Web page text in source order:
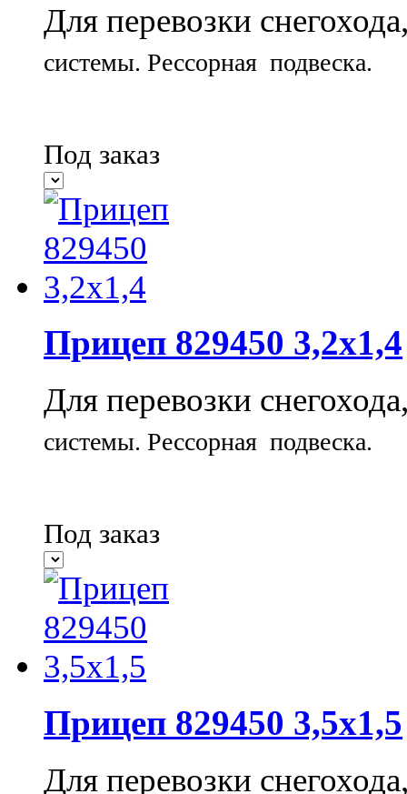
Для перевозки
системы. Рессорная подвеска.
Под заказ
Прицеп 829450 3,2х1,4
Для перевозки
системы. Рессорная подвеска.
Под заказ
Прицеп 829450 3,5х1,5
Для перевозки